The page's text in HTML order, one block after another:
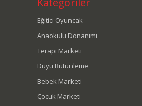
Eğitici Oyuncak
Anaokulu Donanımı
Terapi Marketi
Duyu Bütünleme
Bebek Marketi
Çocuk Marketi